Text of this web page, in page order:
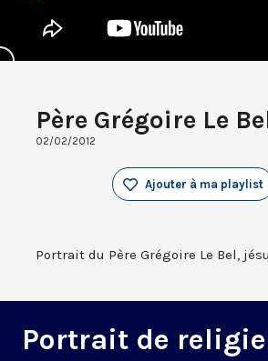
Père Grégoire Le
02/02/2012
Ajouter à ma playlist
Portrait du Père Grégoire Le Bel,
Portrait de